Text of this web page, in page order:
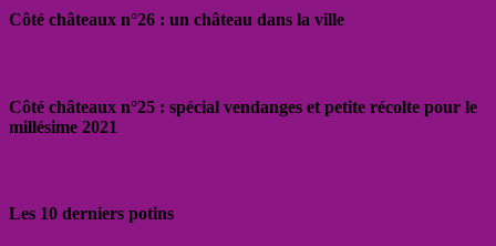
Côté châteaux n°26 : un château dans la ville
Côté châteaux n°25 : spécial vendanges et petite récolte pour le
millésime 2021
Les 10 derniers potins